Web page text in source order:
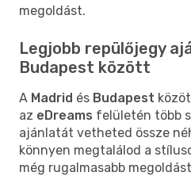
megoldást.
Legjobb repülőjegy
Budapest között
A Madrid és Budapest
az eDreams felületén több
ajánlatát vetheted össze
könnyen megtalálod a
még rugalmasabb